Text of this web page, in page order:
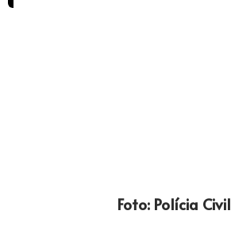
Foto: Polícia Civil